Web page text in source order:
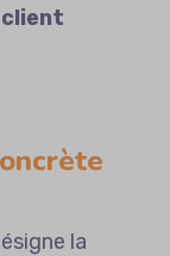
la